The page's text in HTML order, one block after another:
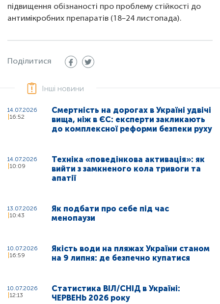
підвищення обізнаності про проблему стійкості до
антимікробних препаратів (18–24 листопада).
Поділитися
Інші новини
14.07.2026
16:52
Смертність на дорогах в Україні удвічі
вища, ніж в ЄС: експерти закликають
до комплексної реформи безпеки руху
14.07.2026
10:09
Техніка «поведінкова активація»: як
вийти з замкненого кола тривоги та
апатії
13.07.2026
10:43
Як подбати про себе під час
менопаузи
10.07.2026
16:59
Якість води на пляжах України станом
на 9 липня: де безпечно купатися
10.07.2026
12:13
Статистика ВІЛ/СНІД в Україні:
ЧЕРВЕНЬ 2026 року